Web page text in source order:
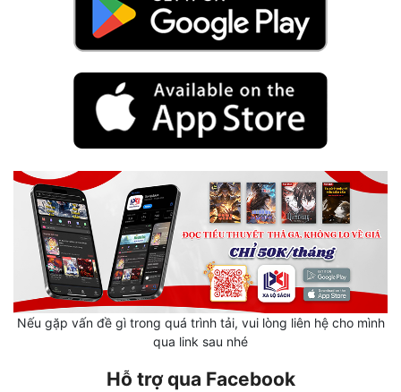
Ngôn Tình
Ngược
Nữ Cường
Nữ Phụ
Phong Thủy - Tâm Linh
Nếu gặp vấn đề gì trong quá trình tải, vui lòng liên hệ cho mình
qua link sau nhé
Hỗ trợ qua Facebook